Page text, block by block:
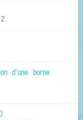
d'une borne